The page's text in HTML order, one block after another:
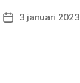
Inläggsdatum
3 januari 2023